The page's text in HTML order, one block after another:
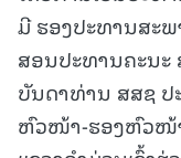
ມີ ຮອງປະທານສະ
ສອນປະທານຄະນະ
ບັນດາທ່ານ ສສຊ ປ
ຫົວໜ້າ-ຮອງຫົວໜ້